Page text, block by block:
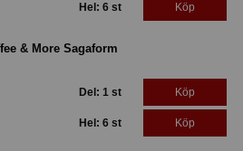
Hel: 6 st Köp
& More Sagaform
Del: 1 st Köp
Hel: 6 st Köp